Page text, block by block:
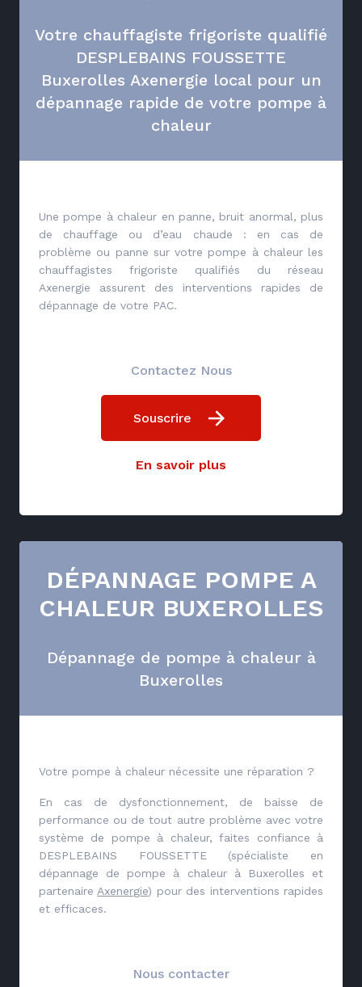
Votre chauffagiste frigoriste qualifié
DESPLEBAINS FOUSSETTE
Buxerolles Axenergie local pour un
dépannage rapide de votre pompe à
chaleur
Une pompe à chaleur en panne, bruit anormal, plus
de chauffage ou d’eau chaude : en cas de
problème ou panne sur votre pompe à chaleur les
chauffagistes frigoriste qualifiés du réseau
Axenergie assurent des interventions rapides de
dépannage de votre PAC.
Contactez Nous
Souscrire
En savoir plus
DÉPANNAGE POMPE A
CHALEUR BUXEROLLES
Dépannage de pompe à chaleur à
Buxerolles
Votre pompe à chaleur nécessite une réparation ?
En cas de dysfonctionnement, de baisse de
performance ou de tout autre problème avec votre
système de pompe à chaleur, faites confiance à
DESPLEBAINS FOUSSETTE (spécialiste en
dépannage de pompe à chaleur à Buxerolles et
partenaire Axenergie) pour des interventions rapides
et efficaces.
Nous contacter